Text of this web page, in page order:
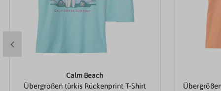
Calm Beach
Übergrößen türkis Rückenprint T-Shirt